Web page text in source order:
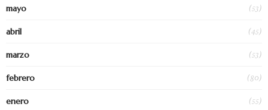
mayo (53)
abril (45)
marzo (53)
febrero (80)
enero (55)